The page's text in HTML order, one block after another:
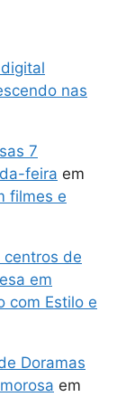
nas
7
feira em
filmes e
centros de
em
com Estilo e
Doramas
em